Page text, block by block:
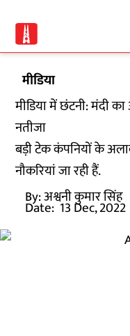
मीडिया
मीडिया में छंटनी: मंदी
नतीजा
बड़ी टेक कंपनियों के
नौकरियां जा रही हैं.
By:अश्वनी कुमार सिंह
Date: 13 Dec, 2022